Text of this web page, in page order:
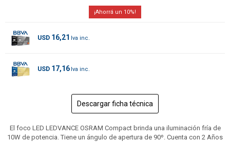
10
USD 16,21
USD 17,16
Descargar ficha técnica
El foco LED LEDVANCE OSRAM Compact brinda una iluminación fría de
10W de potencia. Tiene un ángulo de apertura de 90º. Cuenta con 2 Años